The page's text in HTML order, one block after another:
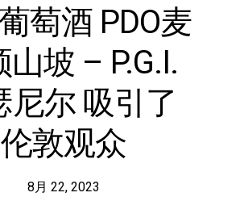
萄酒 PDO麦
山坡 – P.G.I.
尼尔 吸引了
伦敦观众
8月 22, 2023